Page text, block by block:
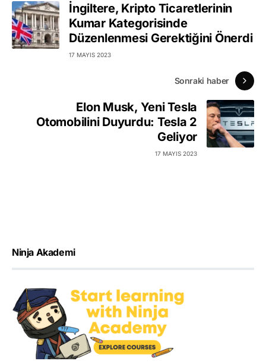
İngiltere, Kripto Ticaretlerinin
Kumar Kategorisinde
Düzenlenmesi Gerektiğini Önerdi
17 MAYIS 2023
Sonraki haber
Elon Musk, Yeni Tesla
Otomobilini Duyurdu: Tesla 2
Geliyor
17 MAYIS 2023
Ninja Akademi